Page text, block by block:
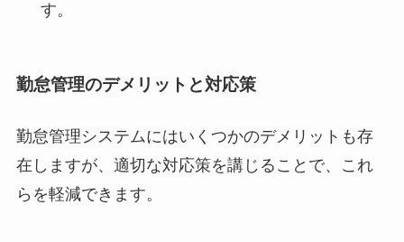
す。
勤怠管理のデメリットと対応策
勤怠管理システムにはいくつかのデメリットも存
在しますが、適切な対応策を講じることで、これ
らを軽減できます。